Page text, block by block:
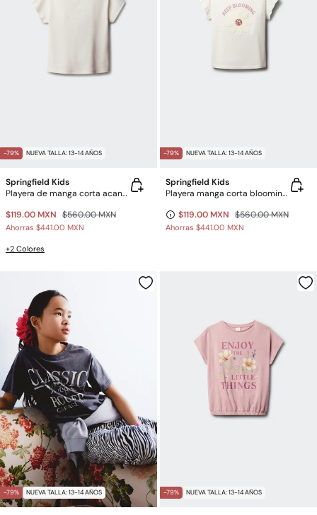
-79% NUEVA TALLA: 13-14 AÑOS
Springfield Kids
Playera de manga corta acanalada para niña
$119.00 MXN $560.00 MXN
Ahorras $441.00 MXN
+2 Colores
-79% NUEVA TALLA: 13-14 AÑOS
Springfield Kids
Playera manga corta blooming para niña
$119.00 MXN $560.00 MXN
Ahorras $441.00 MXN
-79% NUEVA TALLA: 13-14 AÑOS -79% NUEVA TALLA: 13-14 AÑOS